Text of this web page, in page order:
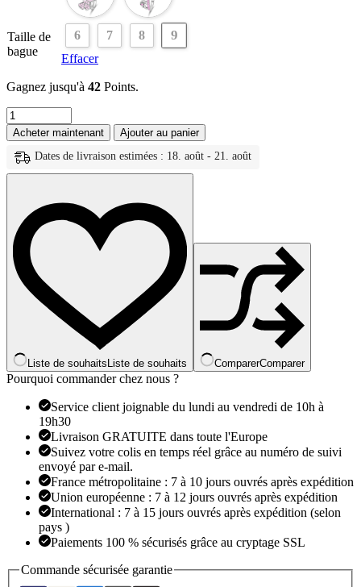
Taille de
bague
6 7 8 9
Effacer
Gagnez jusqu'à 42 Points.
quantité
de
Bagues
en
argent
originales
pour
femmes,
couronne
nœud
papillon,
œil,
bijoux
d'anniversaire,
cadeau
d'anniversaire,
Acheter maintenant
Ajouter au panier
Dates de livraison estimées : 18. août - 21. août
Liste de souhaits Liste de souhaits ComparerComparer
Pourquoi commander chez nous ?
Service client joignable du lundi au vendredi de 10h à
19h30
Livraison GRATUITE dans toute l'Europe
Suivez votre colis en temps réel grâce au numéro de suivi
envoyé par e-mail.
France métropolitaine : 7 à 10 jours ouvrés après expédition
Union européenne : 7 à 12 jours ouvrés après expédition
International : 7 à 15 jours ouvrés après expédition (selon
pays )
Paiements 100 % sécurisés grâce au cryptage SSL
Commande sécurisée garantie